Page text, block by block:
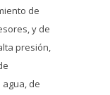
de
y de
presión,
agua, de